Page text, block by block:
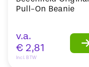
Pull-On Beanie
v.a.
€ 2,81
Incl. BTW